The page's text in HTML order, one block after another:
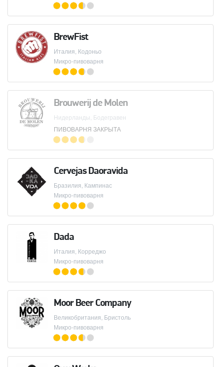
BrewFist
Италия, Кодоньо
Микро-пивоварня
Brouwerij de Molen
Нидерланды, Бодегравен
ПИВОВАРНЯ ЗАКРЫТА
Cervejas Daoravida
Бразилия, Кампинас
Микро-пивоварня
Dada
Италия, Корреджо
Микро-пивоварня
Moor Beer Company
Великобритания, Бристоль
Микро-пивоварня